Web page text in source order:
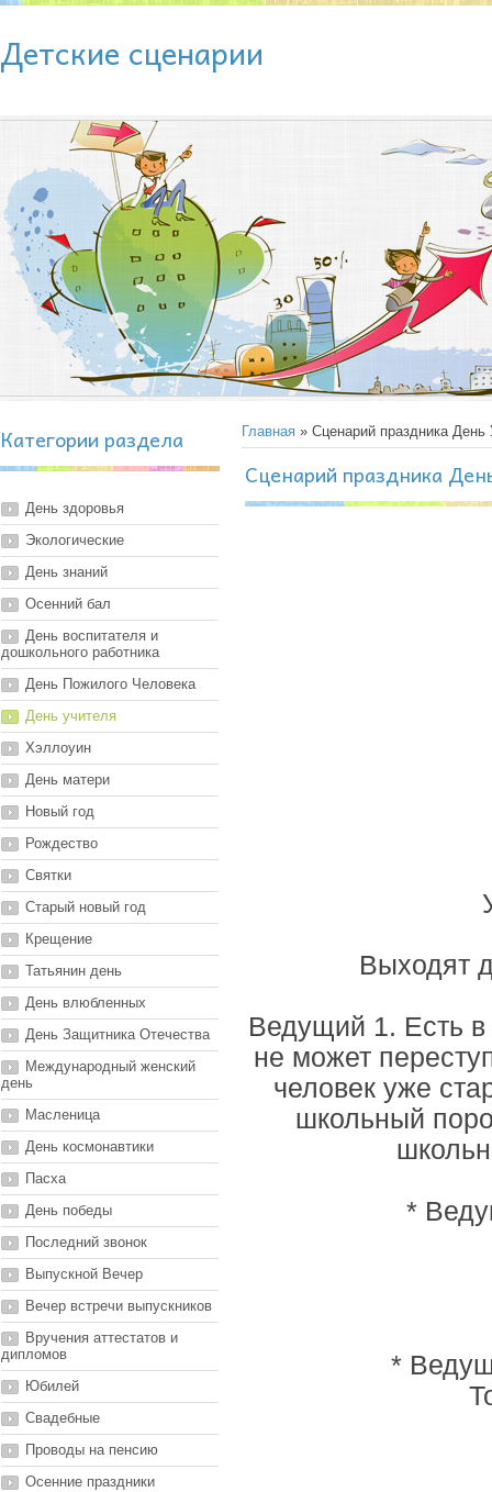
Детские сценарии
Категории раздела
День здоровья
Экологические
День знаний
Осенний бал
День воспитателя и
дошкольного работника
День Пожилого Человека
День учителя
Хэллоуин
День матери
Новый год
Рождество
Святки
Старый новый год
Крещение
Татьянин день
День влюбленных
День Защитника Отечества
Международный женский
день
Масленица
День космонавтики
Пасха
День победы
Последний звонок
Выпускной Вечер
Вечер встречи выпускников
Вручения аттестатов и
дипломов
Юбилей
Свадебные
Проводы на пенсию
Осенние праздники
Главная » Сценарий праздника День
Сценарий праздника
Выходят
Ведущий 1. Есть в
не может
человек уже
школьный
*
*